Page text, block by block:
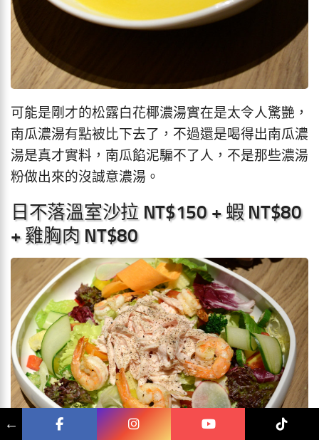
可能是剛才的松露白花椰濃湯實在是太令人驚艷，
南瓜濃湯有點被比下去了，不過還是喝得出南瓜濃
湯是真才實料，南瓜餡泥騙不了人，不是那些濃湯
粉做出來的沒誠意濃湯。
日不落溫室沙拉 NT$150 + 蝦 NT$80
+ 雞胸肉 NT$80
←